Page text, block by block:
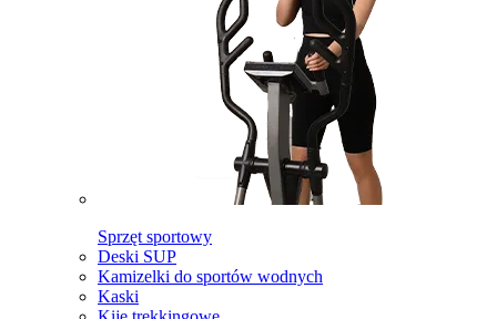
Sprzęt sportowy
Deski SUP
Kamizelki do sportów wodnych
Kaski